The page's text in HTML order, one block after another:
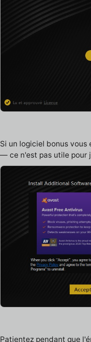
Si un logiciel bonus vous
— ce n'est pas utile pour
Patientez pendant que